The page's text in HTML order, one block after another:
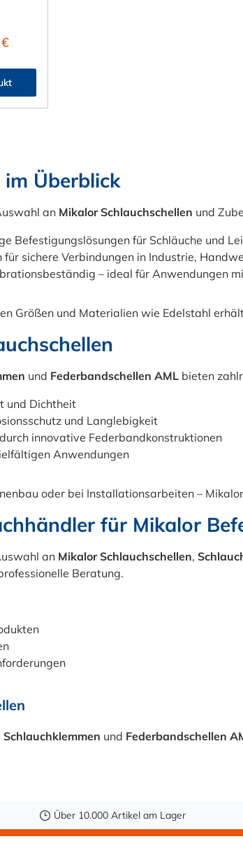
mit
Diese
sich
im
und
Sie
von
Sie
Preis:
Überblick
an Mikalor Schlauchschellen und
Befestigungslösungen für Schläuche und
für sichere Verbindungen in Industrie,
– ideal für Anwendungen
Größen und Materialien wie Edelstahl
und Federbandschellen AML bieten
und Dichtheit
und Langlebigkeit
innovative Federbandkonstruktionen
Anwendungen
oder bei Installationsarbeiten –
für Mikalor
an Mikalor Schlauchschellen,
Beratung.
Schlauchklemmen und Federbandschellen
Über 10.000 Artikel am Lager